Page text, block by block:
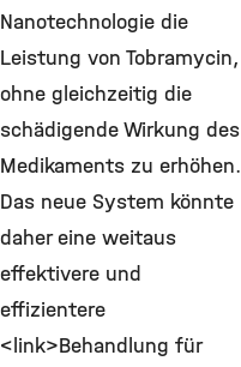
Nanotechnologie die
Leistung von Tobramycin,
ohne gleichzeitig die
schädigende Wirkung des
Medikaments zu erhöhen.
Das neue System könnte
daher eine weitaus
effektivere und
effizientere
<link>Behandlung für